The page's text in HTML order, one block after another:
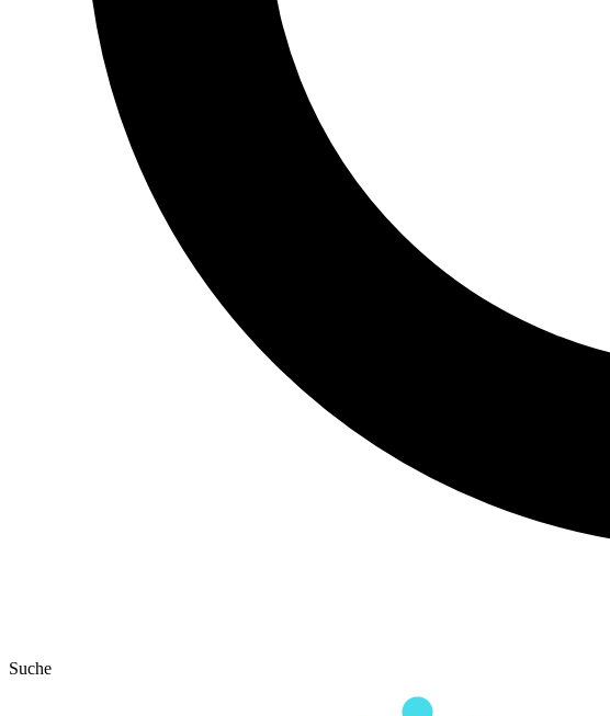
Suche